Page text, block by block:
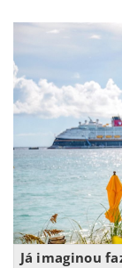
Já imaginou